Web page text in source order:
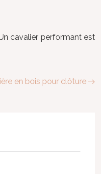
cavalier performant est
en bois pour clôture